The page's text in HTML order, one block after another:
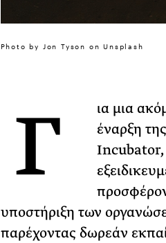
Photo by Jon Tyson on Unsplash
Γ
ια μια
έναρξη
Incubator,
υποστήριξη των
παρέχοντας δωρεάν